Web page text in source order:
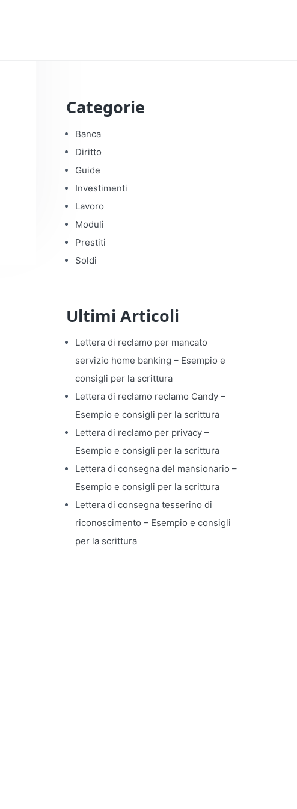
Categorie
Banca
Diritto
Guide
Investimenti
Lavoro
Moduli
Prestiti
Soldi
Ultimi Articoli
Lettera di reclamo per mancato
servizio home banking​ – Esempio e
consigli per la scrittura
Lettera di reclamo reclamo Candy​ –
Esempio e consigli per la scrittura
Lettera di reclamo per privacy​ –
Esempio e consigli per la scrittura
Lettera di consegna del mansionario​ –
Esempio e consigli per la scrittura
Lettera di consegna tesserino di
riconoscimento​ – Esempio e consigli
per la scrittura